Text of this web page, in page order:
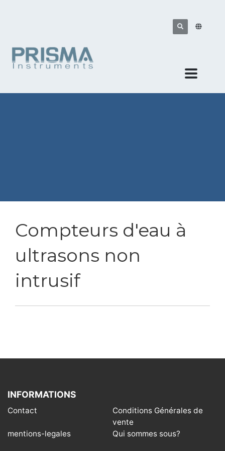
Compteurs d'eau à
ultrasons non
intrusif
INFORMATIONS
Contact
Conditions Générales de
vente
mentions-legales
Qui sommes sous?